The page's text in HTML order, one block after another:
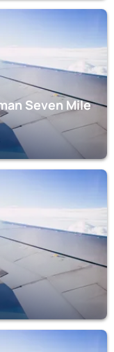
Seven Mile